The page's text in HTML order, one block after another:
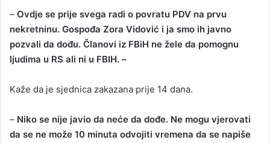
– Ovdje se prije svega radi o povratu PDV na prvu
nekretninu. Gospođa Zora Vidović i ja smo ih javno
pozvali da dođu. Članovi iz FBiH ne žele da pomognu
ljudima u RS ali ni u FBIH. –
Kaže da je sjednica zakazana prije 14 dana.
– Niko se nije javio da neće da dođe. Ne mogu vjerovati
da se ne može 10 minuta odvojiti vremena da se napiše